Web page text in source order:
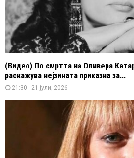
(Видео) По смртта на Оливера
раскажува нејзината приказна за...
21:30 - 21 јули, 2026